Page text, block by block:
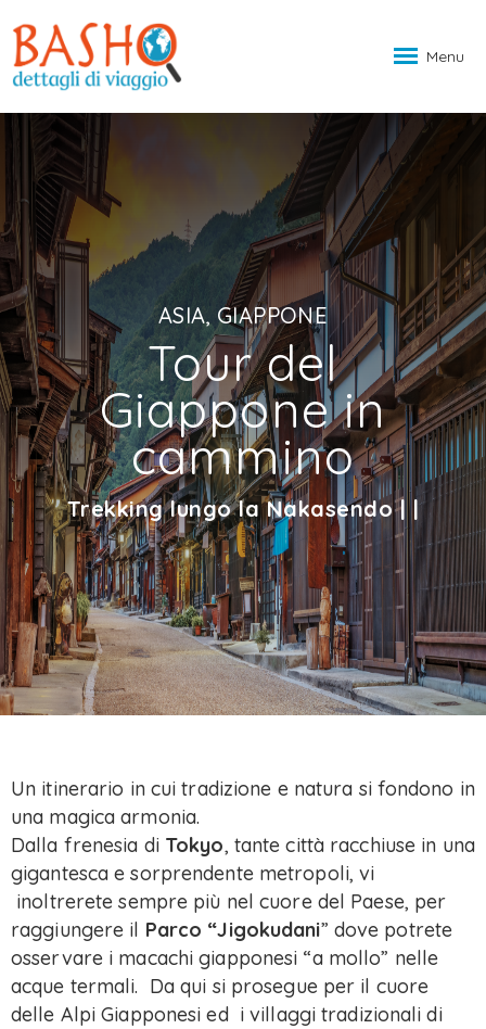
Menu
ASIA, GIAPPONE
Tour del
Giappone in
cammino
Trekking lungo la Nakasendo | |
Un itinerario in cui tradizione e natura si fondono in
una magica armonia.
Dalla frenesia di Tokyo, tante città racchiuse in una
gigantesca e sorprendente metropoli, vi
inoltrerete sempre più nel cuore del Paese, per
raggiungere il Parco “Jigokudani” dove potrete
osservare i macachi giapponesi “a mollo” nelle
acque termali. Da qui si prosegue per il cuore
delle Alpi Giapponesi ed i villaggi tradizionali di